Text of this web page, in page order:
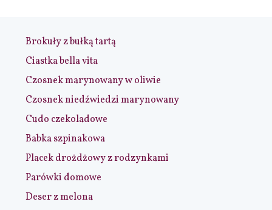
Brokuły z bułką tartą
Ciastka bella vita
Czosnek marynowany w oliwie
Czosnek niedźwiedzi marynowany
Cudo czekoladowe
Babka szpinakowa
Placek drożdżowy z rodzynkami
Parówki domowe
Deser z melona